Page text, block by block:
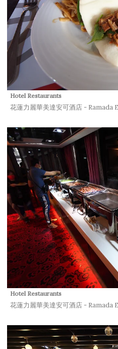
Hotel Restaurants
花蓮力麗華美達安可酒店 -
Hotel Restaurants
花蓮力麗華美達安可酒店 -